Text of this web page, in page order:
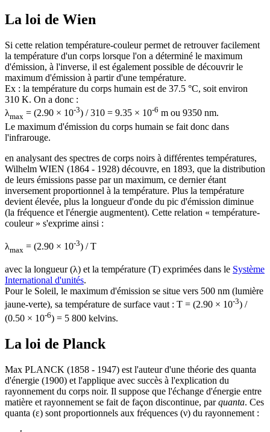
La loi de Wien
Si cette relation température-couleur permet de retrouver facilement
la température d'un corps lorsque l'on a déterminé le maximum
d'émission, à l'inverse, il est également possible de découvrir le
maximum d'émission à partir d'une température.
Ex : la température du corps humain est de 37.5 °C, soit environ
310 K. On a donc :
λmax = (2.90 × 10-3) / 310 = 9.35 × 10-6 m ou 9350 nm.
Le maximum d'émission du corps humain se fait donc dans
l'infrarouge.
en analysant des spectres de corps noirs à différentes températures,
Wilhelm WIEN (1864 - 1928) découvre, en 1893, que la distribution
de leurs émissions passe par un maximum, ce dernier étant
inversement proportionnel à la température. Plus la température
devient élevée, plus la longueur d'onde du pic d'émission diminue
(la fréquence et l'énergie augmentent). Cette relation « température-
couleur » s'exprime ainsi :
λmax = (2.90 × 10-3) / T
avec la longueur (λ) et la température (T) exprimées dans le Système
International d'unités.
Pour le Soleil, le maximum d'émission se situe vers 500 nm (lumière
jaune-verte), sa température de surface vaut : T = (2.90 × 10-3) /
(0.50 × 10-6) = 5 800 kelvins.
La loi de Planck
Max PLANCK (1858 - 1947) est l'auteur d'une théorie des quanta
d'énergie (1900) et l'applique avec succès à l'explication du
rayonnement du corps noir. Il suppose que l'échange d'énergie entre
matière et rayonnement se fait de façon discontinue, parquanta. Ces
quanta (ε) sont proportionnels aux fréquences (ν) du rayonnement :